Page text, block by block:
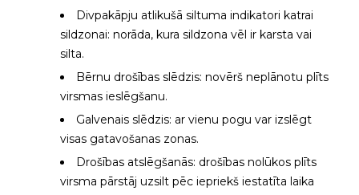
Divpakāpju atlikušā siltuma indikatori katrai
sildzonai: norāda, kura sildzona vēl ir karsta vai
silta.
Bērnu drošības slēdzis: novērš neplānotu plīts
virsmas ieslēgšanu.
Galvenais slēdzis: ar vienu pogu var izslēgt
visas gatavošanas zonas.
Drošības atslēgšanās: drošības nolūkos plīts
virsma pārstāj uzsilt pēc iepriekš iestatīta laika